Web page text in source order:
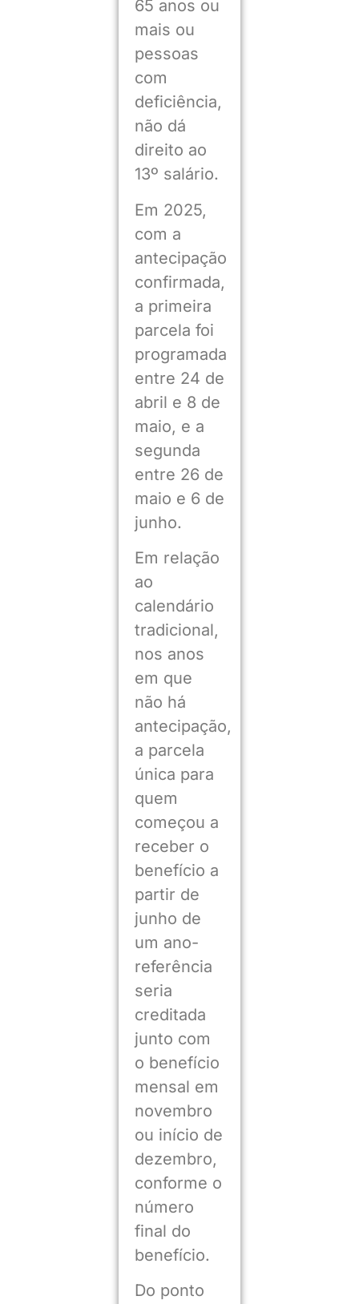
65 anos ou
mais ou
pessoas
com
deficiência,
não dá
direito ao
13º salário.
Em 2025,
com a
antecipação
confirmada,
a primeira
parcela foi
programada
entre 24 de
abril e 8 de
maio, e a
segunda
entre 26 de
maio e 6 de
junho.
Em relação
ao
calendário
tradicional,
nos anos
em que
não há
antecipação,
a parcela
única para
quem
começou a
receber o
benefício a
partir de
junho de
um ano-
referência
seria
creditada
junto com
o benefício
mensal em
novembro
ou início de
dezembro,
conforme o
número
final do
benefício.
Do ponto